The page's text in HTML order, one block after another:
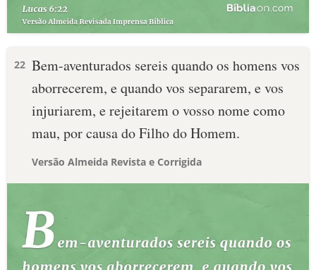
22 Bem-aventurados sereis quando os homens vos
aborrecerem, e quando vos separarem, e vos
injuriarem, e rejeitarem o vosso nome como
mau, por causa do Filho do Homem.
Versão Almeida Revista e Corrigida